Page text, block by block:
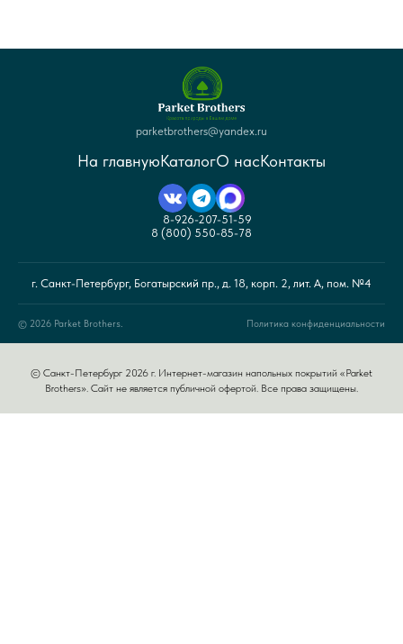
parketbrothers@yandex.ru
На главнуюКаталогО насКонтакты
8-926-207-51-59
8 (800) 550-85-78
г. Санкт-Петербург, Богатырский пр., д. 18, корп. 2, лит. А, пом. №4
© 2026 Parket Brothers. Политика конфиденциальности
© Санкт-Петербург 2026 г. Интернет-магазин напольных покрытий «Parket
Brothers». Сайт не является публичной офертой. Все права защищены.